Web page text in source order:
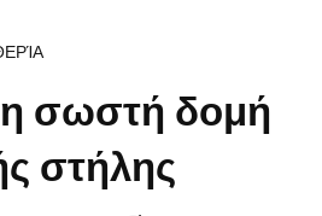
η σωστή δομή
στήλης